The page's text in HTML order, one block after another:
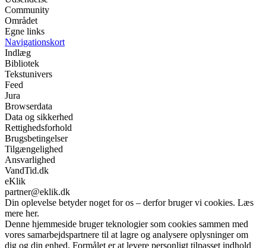
Community
Området
Egne links
Navigationskort
Indlæg
Bibliotek
Tekstunivers
Feed
Jura
Browserdata
Data og sikkerhed
Rettighedsforhold
Brugsbetingelser
Tilgængelighed
Ansvarlighed
VandTid.dk
eKlik
partner@eklik.dk
Din oplevelse betyder noget for os – derfor bruger vi cookies. Læs
mere her.
Denne hjemmeside bruger teknologier som cookies sammen med
vores samarbejdspartnere til at lagre og analysere oplysninger om
dig og din enhed. Formålet er at levere personligt tilpasset indhold